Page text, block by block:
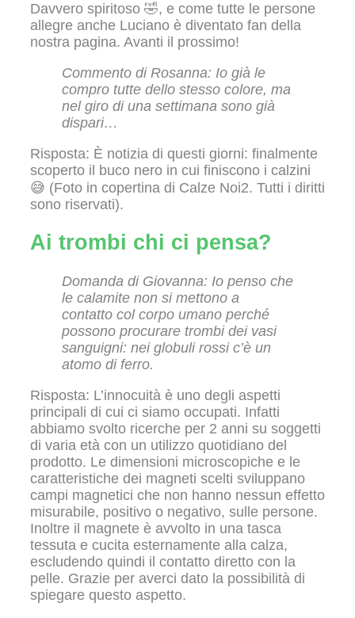
Davvero spiritoso 🤣, e come tutte le persone
allegre anche Luciano è diventato fan della
nostra pagina. Avanti il prossimo!
Commento di Rosanna: Io già le
compro tutte dello stesso colore, ma
nel giro di una settimana sono già
dispari…
Risposta: È notizia di questi giorni: finalmente
scoperto il buco nero in cui finiscono i calzini
😅 (Foto in copertina di Calze Noi2. Tutti i diritti
sono riservati).
Ai trombi chi ci pensa?
Domanda di Giovanna: Io penso che
le calamite non si mettono a
contatto col corpo umano perché
possono procurare trombi dei vasi
sanguigni: nei globuli rossi c’è un
atomo di ferro.
Risposta: L’innocuità è uno degli aspetti
principali di cui ci siamo occupati. Infatti
abbiamo svolto ricerche per 2 anni su soggetti
di varia età con un utilizzo quotidiano del
prodotto. Le dimensioni microscopiche e le
caratteristiche dei magneti scelti sviluppano
campi magnetici che non hanno nessun effetto
misurabile, positivo o negativo, sulle persone.
Inoltre il magnete è avvolto in una tasca
tessuta e cucita esternamente alla calza,
escludendo quindi il contatto diretto con la
pelle. Grazie per averci dato la possibilità di
spiegare questo aspetto.